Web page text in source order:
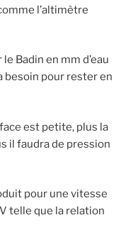
l’altimètre
Badin en mm d’eau
besoin pour rester en
est petite, plus la
il faudra de pression
pour une vitesse
telle que la relation